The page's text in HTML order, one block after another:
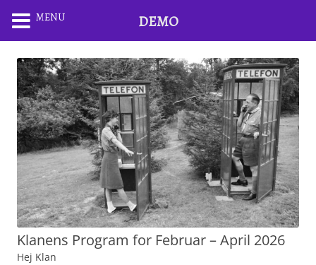
Klanens Program for Februar – April 2026
Hej Klan
MENU DEMO